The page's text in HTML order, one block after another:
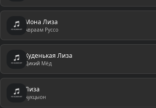
Мона Лиза
Авраам Руссо
Худенькая Лиза
Дикий Мёд
Лиза
Аукцыон